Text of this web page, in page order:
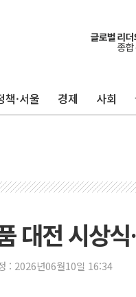
책·서울 경제 사회
대전 시상
: 2026년06월10일 16:34